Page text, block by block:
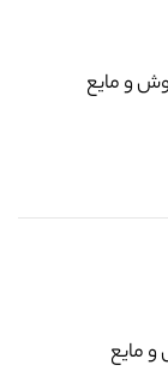
و مایع
مایع